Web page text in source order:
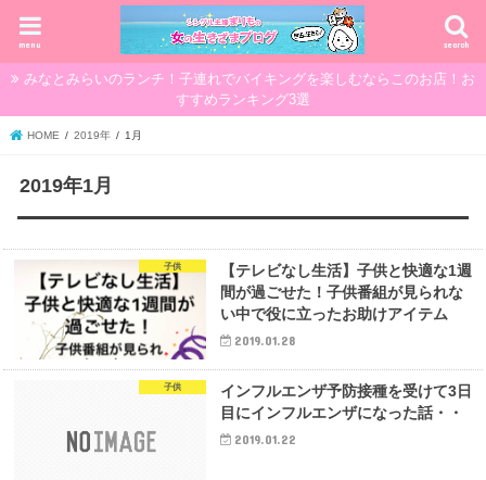
search
menu
みなとみらいのランチ！子連れでバイキングを楽しむならこのお店！お
すすめランキング3選
HOME 2019年 1月
2019年1月
子供
【テレビなし生活】子供と快適な1週
間が過ごせた！子供番組が見られな
い中で役に立ったお助けアイテム
2019.01.28
子供
インフルエンザ予防接種を受けて3日
目にインフルエンザになった話・・
2019.01.22